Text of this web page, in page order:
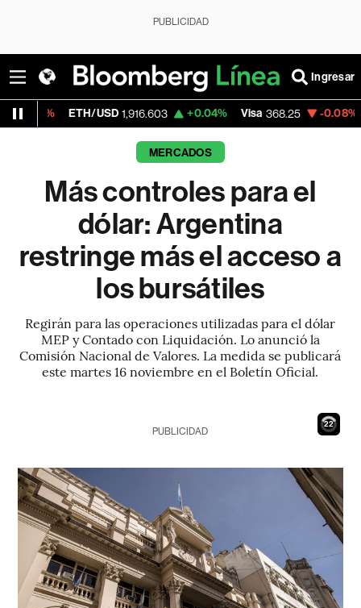
PUBLICIDAD
Ingresar
ETH/USD 1,916.603 +0.04% Visa 368.25 -0.08%
MERCADOS
Más controles para el
dólar: Argentina
restringe más el acceso a
los bursátiles
Regirán para las operaciones utilizadas para el dólar
MEP y Contado con Liquidación. Lo anunció la
Comisión Nacional de Valores. La medida se publicará
este martes 16 noviembre en el Boletín Oficial.
21
PUBLICIDAD